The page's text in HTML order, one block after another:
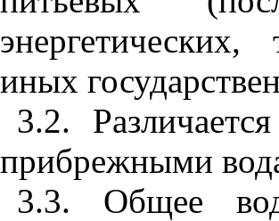
иных государствен
3.2.
прибрежными
3.3. Общее в